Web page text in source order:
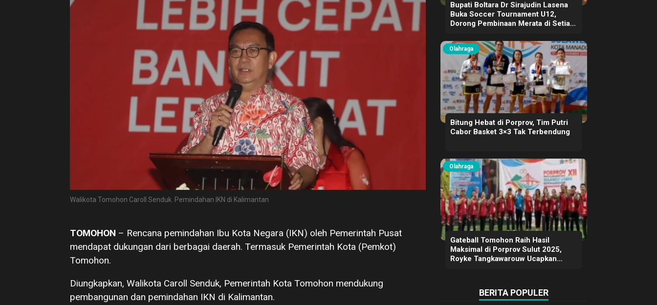
Walikota Tomohon Caroll Senduk. Pemindahan IKN di Kalimantan
TOMOHON – Rencana pemindahan Ibu Kota Negara (IKN) oleh Pemerintah Pusat
mendapat dukungan dari berbagai daerah. Termasuk Pemerintah Kota (Pemkot)
Tomohon.
Diungkapkan, Walikota Caroll Senduk, Pemerintah Kota Tomohon mendukung
pembangunan dan pemindahan IKN di Kalimantan.
Bupati Boltara Dr Sirajudin Lasena
Buka Soccer Tournament U12,
Dorong Pembinaan Merata di Setiap
Olahraga
Bitung Hebat di Porprov, Tim Putri
Cabor Basket 3×3 Tak Terbendung
Olahraga
Gateball Tomohon Raih Hasil
Maksimal di Porprov Sulut 2025,
Royke Tangkawarouw Ucapkan
BERITA POPULER